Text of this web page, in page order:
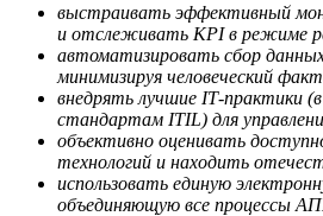
выстраивать эффективный
и отслеживать KPI в режиме
автоматизировать сбор
минимизируя человеческий
внедрять лучшие IT‑практики
стандартам ITIL) для
объективно оценивать
технологий и находить
использовать единую
объединяющую все процессы